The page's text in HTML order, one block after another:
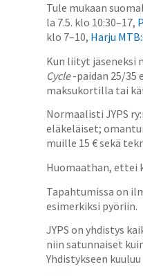
Tule mukaan
la 7.5. klo 10:30–17,
klo 7–10, Harju
Kun liityt jäseneksi
Cycle-paidan 25/35
maksukortilla tai
Normaalisti JYPS
eläkeläiset;
muille 15 € sekä
Huomaathan, ettei
Tapahtumissa on
esimerkiksi pyöriin.
JYPS on yhdistys
niin satunnaiset
Yhdistykseen